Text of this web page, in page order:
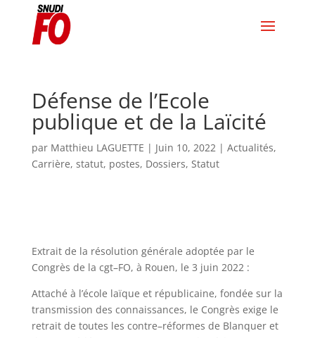
Défense de l’Ecole
publique et de la Laïcité
par Matthieu LAGUETTE | Juin 10, 2022| Actualités,
Carrière, statut, postes, Dossiers, Statut
Extrait de la résolution générale adoptée par le
Congrès de la cgt–FO, à Rouen, le 3 juin 2022 :
Attaché à l’école laïque et républicaine, fondée sur la
transmission des connaissances, le Congrès exige le
retrait de toutes les contre–réformes de Blanquer et